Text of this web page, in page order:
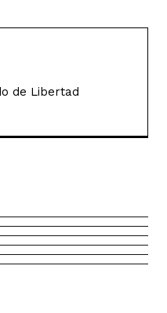
de Libertad